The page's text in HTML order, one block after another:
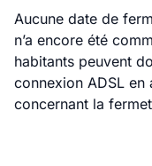
Aucune date de
n’a encore été
habitants peuvent
connexion ADSL en
concernant la